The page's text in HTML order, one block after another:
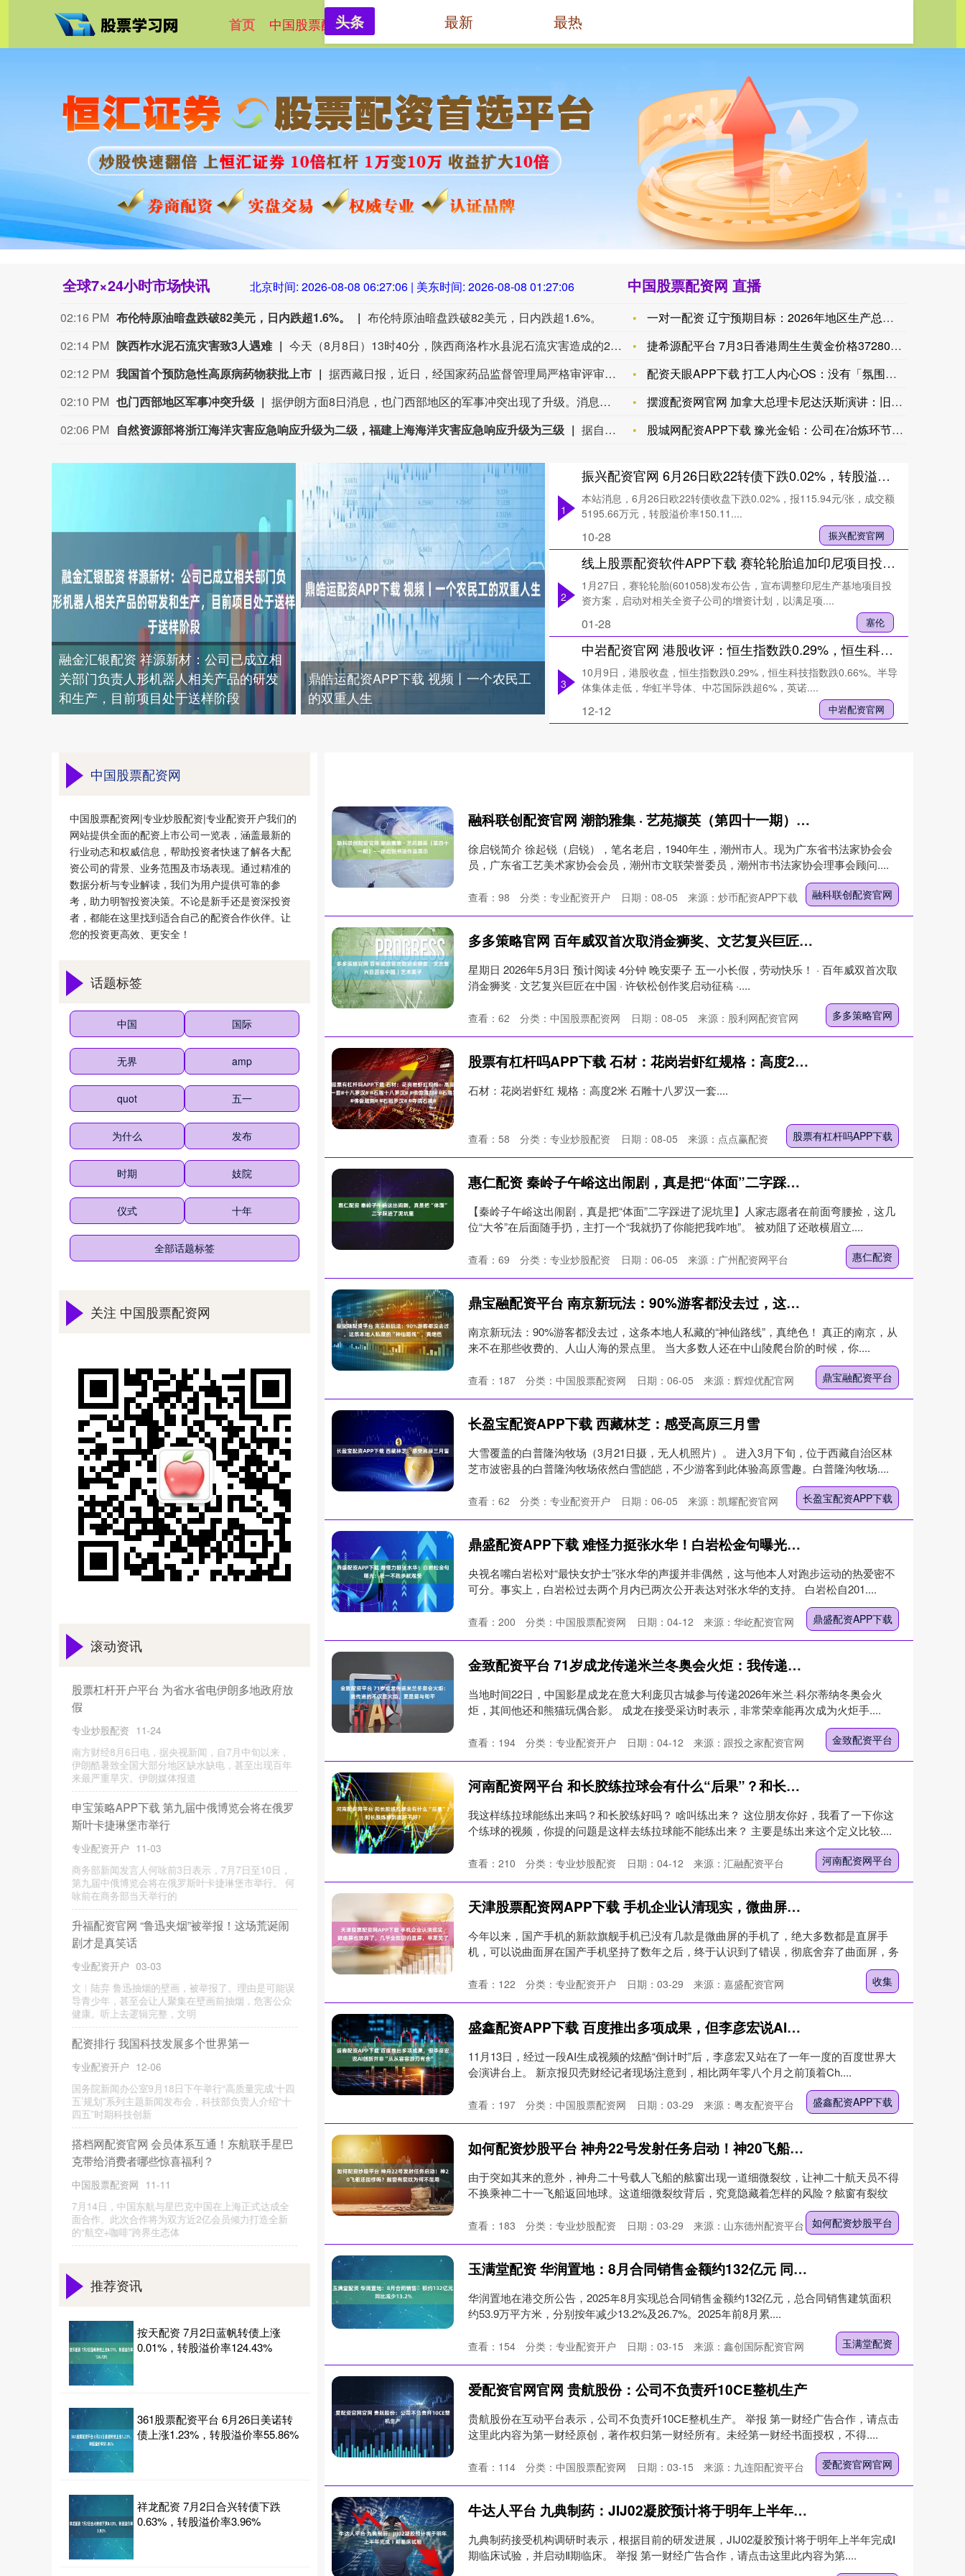
首页 中国股票配资网 专业炒股配资 专业配资开户
全球7×24小时市场快讯 北京时间: 2026-08-08 06:27:07 | 美东时间: 2026-08-08 01:27:07
02:16 PM 布伦特原油暗盘跌破82美元，日内跌超1.6%。
布伦特原油暗盘跌破82美元，日内跌超1.6%。
02:14 PM 陕西柞水泥石流灾害致3人遇难
今天（8月8日）13时40分，陕西商洛柞水县泥石流灾害造成的2名失联人员中，最后1名失联人员被找到，已确认不幸遇难，此次泥石流灾害共造成3人不幸遇难。目前当地卫生防疫人员已展开全面消杀防疫工作，并妥善做好善后工作。（央视新闻）
02:12 PM 我国首个预防急性高原病药物获批上市
据西藏日报，近日，经国家药品监督管理局严格审评审批，由西藏自治区人民医院副院长、西藏高原医学研究所所长格桑罗布教授担任主要研究者的乙酰唑胺缓释胶囊正式获批上市，成为国内首个获批具有预防急性高原病适应症的药品。该药品的获批上市，结束了我国无专门预防急性高原病专用药的历史，进一步丰富了高原医学防治手段，为高原群众、广大进藏人群及高原重大项目建设提供了坚实的健康保障，同时有力提升了西藏在国际高原医学领域的科研影响力。
02:10 PM 也门西部地区军事冲突升级
据伊朗方面8日消息，也门西部地区的军事冲突出现了升级。消息称，有报告显示，也门胡塞武装与所谓沙特支持的“雇佣兵”在也门西部荷台达省豪亥地区的北部区域发生激烈冲突。（央视新闻）
02:06 PM 自然资源部将浙江海洋灾害应急响应升级为二级，福建上海海洋灾害应急响应升级为三级 据自然资源部，今年第9号台风“白海豚”（强台风级）正逐渐向我国东南沿海靠近，受其影响，8月7日—8日，东海出现6—9米狂浪到狂涛区，达到近海橙色警报级别；浙江近岸海域海浪出现3—5米大浪到巨浪，达到橙色预警级别。预计未来24小时，江苏南通至浙江温州将出现最大160cm风暴增水，浙江近岸海域将出现5—8米的巨浪到狂浪，海浪预警级别为红色。根据《海洋灾害应急预案》规定，自然资源部于8月8日将浙江的海洋灾害应急响应升级为二级，将福建和上海的海洋灾害应急响应升级为三级。要求浙江、上海、福建、江苏等受影响省份自然资源（海洋）主管部门、国家海洋环境预报中心、自然资源部海洋减灾中心、自然资源部东海局等单位组织做好应急监测、会商研判、预报预警以及灾害调查评估等工作。受此次台风过程影响，我国东海海域风大浪高，海况恶劣，提醒海上航行作业的船只远离危险海域，沿海各有关单位提前采取防潮避浪措施，有效防范可能带来海水倒灌风险。
中国股票配资网 直播
一对一配资 辽宁预期目标：2026年地区生产总值增长4.5%
捷希源配平台 7月3日香港周生生黄金价格37280港币/两
配资天眼APP下载 打工人内心OS：没有「氛围编码」我可怎么
摆渡配资网官网 加拿大总理卡尼达沃斯演讲：旧秩序已死 中等国
股城网配资APP下载 豫光金铅：公司在冶炼环节会产出海绵钯副
融金汇银配资 祥源新材：公司已成立相
关部门负责人形机器人相关产品的研发
和生产，目前项目处于送样阶段
鼎皓运配资APP下载 视频丨一个农民工
的双重人生
1
振兴配资官网 6月26日欧22转债下跌0.02%，转股溢价率150.11%
振兴配资官网
本站消息，6月26日欧22转债收盘下跌0.02%，报115.94元/张，成交额
5195.66万元，转股溢价率150.11....
10-28
2
线上股票配资软件APP下载 赛轮轮胎追加印尼项目投资至近3亿美元 加码海外产能布局
塞伦
1月27日，赛轮轮胎(601058)发布公告，宣布调整印尼生产基地项目投
资方案，启动对相关全资子公司的增资计划，以满足项....
01-28
3
中岩配资官网 港股收评：恒生指数跌0.29%，恒生科技指数跌0.66%
中岩配资官网
10月9日，港股收盘，恒生指数跌0.29%，恒生科技指数跌0.66%。半导
体集体走低，华虹半导体、中芯国际跌超6%，英诺....
12-12
头条 最新 最热
融科联创配资官网 潮韵雅集 · 艺苑撷英（第四十一期）——徐启锐书法作品展示
徐启锐简介 徐起锐（启锐），笔名老启，1940年生，潮州市人。现为广东省书法家协会会
员，广东省工艺美术家协会会员，潮州市文联荣誉委员，潮州市书法家协会理事会顾问....
融科联创配资官网
日期：08-05 来源：炒币配资APP下载
查看： 98 分类： 专业配资开户
多多策略官网 百年威双首次取消金狮奖、文艺复兴巨匠在中国｜艺术栗子
星期日 2026年5月3日 预计阅读 4分钟 晚安栗子 五一小长假，劳动快乐！ · 百年威双首次取
消金狮奖 · 文艺复兴巨匠在中国 · 许钦松创作奖启动征稿 ·....
多多策略官网
日期：08-05 来源：股利网配资官网
查看： 62 分类： 中国股票配资网
股票有杠杆吗APP下载 石材：花岗岩虾红规格：高度2米石雕十八罗汉一套#十八罗汉# #石雕十八罗汉# #佛像雕刻# #石雕罗汉# #寺院石雕#
石材：花岗岩虾红 规格：高度2米 石雕十八罗汉一套....
股票有杠杆吗APP下载
日期：08-05 来源：点点赢配资
查看： 58 分类： 专业炒股配资
惠仁配资 秦岭子午峪这出闹剧，真是把“体面”二字踩进了泥坑里
【秦岭子午峪这出闹剧，真是把“体面”二字踩进了泥坑里】人家志愿者在前面弯腰捡，这几
位“大爷”在后面随手扔，主打一个“我就扔了你能把我咋地”。 被劝阻了还敢横眉立....
惠仁配资
日期：06-05 来源：广州配资网平台
查看： 69 分类： 专业炒股配资
鼎宝融配资平台 南京新玩法：90%游客都没去过，这条本地人私藏的“神仙路线”，真绝色
南京新玩法：90%游客都没去过，这条本地人私藏的“神仙路线”，真绝色！ 真正的南京，从
来不在那些收费的、人山人海的景点里。 当大多数人还在中山陵爬台阶的时候，你....
鼎宝融配资平台
日期：06-05 来源：辉煌优配官网
查看： 187 分类： 中国股票配资网
长盈宝配资APP下载 西藏林芝：感受高原三月雪
大雪覆盖的白普隆沟牧场（3月21日摄，无人机照片）。 进入3月下旬，位于西藏自治区林
芝市波密县的白普隆沟牧场依然白雪皑皑，不少游客到此体验高原雪趣。白普隆沟牧场....
长盈宝配资APP下载
日期：06-05 来源：凯耀配资官网
查看： 62 分类： 专业配资开户
鼎盛配资APP下载 难怪力挺张水华！白岩松金句曝光：我一不跑步就难受
央视名嘴白岩松对“最快女护士”张水华的声援并非偶然，这与他本人对跑步运动的热爱密不
可分。事实上，白岩松过去两个月内已两次公开表达对张水华的支持。 白岩松自201....
鼎盛配资APP下载
日期：04-12 来源：华屹配资官网
查看： 200 分类： 中国股票配资网
金致配资平台 71岁成龙传递米兰冬奥会火炬：我传递的不仅是火焰，更是爱与和平
当地时间22日，中国影星成龙在意大利庞贝古城参与传递2026年米兰·科尔蒂纳冬奥会火
炬，其间他还和熊猫玩偶合影。 成龙在接受采访时表示，非常荣幸能再次成为火炬手....
金致配资平台
日期：04-12 来源：跟投之家配资官网
查看： 194 分类： 专业配资开户
河南配资网平台 和长胶练拉球会有什么“后果”？和长胶练球到底好不好？
我这样练拉球能练出来吗？和长胶练好吗？ 啥叫练出来？ 这位朋友你好，我看了一下你这
个练球的视频，你提的问题是这样去练拉球能不能练出来？ 主要是练出来这个定义比较....
河南配资网平台
日期：04-12 来源：汇融配资平台
查看： 210 分类： 专业炒股配资
天津股票配资网APP下载 手机企业认清现实，微曲屏也放弃了，几乎全数回归直屏，苹果笑了
今年以来，国产手机的新款旗舰手机已没有几款是微曲屏的手机了，绝大多数都是直屏手
机，可以说曲面屏在国产手机坚持了数年之后，终于认识到了错误，彻底舍弃了曲面屏，务
收集
日期：03-29 来源：嘉盛配资官网
查看： 122 分类： 专业配资开户
盛鑫配资APP下载 百度推出多项成果，但李彦宏说AI创新并非“从从容容游刃有余”
11月13日，经过一段AI生成视频的炫酷“倒计时”后，李彦宏又站在了一年一度的百度世界大
会演讲台上。 新京报贝壳财经记者现场注意到，相比两年零八个月之前顶着Ch....
盛鑫配资APP下载
日期：03-29 来源：粤友配资平台
查看： 197 分类： 中国股票配资网
如何配资炒股平台 神舟22号发射任务启动！神20飞船还能修吗？舷窗有裂纹为何不能用
由于突如其来的意外，神舟二十号载人飞船的舷窗出现一道细微裂纹，让神二十航天员不得
不换乘神二十一飞船返回地球。这道细微裂纹背后，究竟隐藏着怎样的风险？舷窗有裂纹
如何配资炒股平台
日期：03-29 来源：山东德州配资平台
查看： 183 分类： 专业炒股配资
玉满堂配资 华润置地：8月合同销售金额约132亿元 同比减少13.2%
华润置地在港交所公告，2025年8月实现总合同销售金额约132亿元，总合同销售建筑面积
约53.9万平方米，分别按年减少13.2%及26.7%。2025年前8月累....
玉满堂配资
日期：03-15 来源：鑫创国际配资官网
查看： 154 分类： 专业配资开户
爱配资官网官网 贵航股份：公司不负责歼10CE整机生产
贵航股份在互动平台表示，公司不负责歼10CE整机生产。 举报 第一财经广告合作，请点击
这里此内容为第一财经原创，著作权归第一财经所有。未经第一财经书面授权，不得....
爱配资官网官网
日期：03-15 来源：九连阳配资平台
查看： 114 分类： 中国股票配资网
牛达人平台 九典制药：JIJ02凝胶预计将于明年上半年完成Ⅰ期临床试验
九典制药接受机构调研时表示，根据目前的研发进展，JIJ02凝胶预计将于明年上半年完成Ⅰ
期临床试验，并启动Ⅱ期临床。 举报 第一财经广告合作，请点击这里此内容为第....
中国股票配资网
中国股票配资网|专业炒股配资|专业配资开户我们的
网站提供全面的配资上市公司一览表，涵盖最新的
行业动态和权威信息，帮助投资者快速了解各大配
资公司的背景、业务范围及市场表现。通过精准的
数据分析与专业解读，我们为用户提供可靠的参
考，助力明智投资决策。不论是新手还是资深投资
者，都能在这里找到适合自己的配资合作伙伴。让
您的投资更高效、更安全！
话题标签
中国 国际
无界 amp
quot 五一
为什么 发布
时期 妓院
仪式 十年
全部话题标签
关注 中国股票配资网
滚动资讯
股米网配资官网 中国有色矿业前三季度归母净
利润同比预增约13%
中国股票配资网
12-18
10月24日，中国有色矿业（01258）发布公告，2025
年1-9月，公司累计生产阴极铜约10.8万吨，同比增约
12%，
亿策略配资平台官网 在孝感龙康医院，不必为
复杂流程烦恼，实行顺畅的一站式流程
专业配资开户 01-06
孝感龙康医院，作为孝感专业的男科医院，始终遵循
人文医疗理念，将“一切为了病人，为了病人一切”作
为医院服务的核心宗旨，无论
天宇配资官网APP下载 中国夫妻印度遭“围
攻”，妻子被摸屁股，丈夫被砸头，评论区辣眼
_贫民窟_女性_地方
专业炒股配资 10-22
国内美景无数，服务周到，有人却偏要往危险之地
钻。 近日，一中国旅游博主竟带着妻子勇闯印度最大
贫民窟。 要知道，印度犯罪率
富邦优配 2025世界VR产业大会10月启幕 聚焦
AI眼镜和VR大空间新赛道
专业配资开户 12-08
“AI眼镜互动、虚拟智能体服务、具身机器人、AR明信
片等，一批技术应用和互动体验展示将云集全球VR产
业盛会。”备受社会关
金港赢配资APP下载 天生无界，城野随心！极
氪7X城市商圈越野挑战秀燃动重庆_系统_智能
_性能
专业炒股配资 10-24
以沉浸式实景挑战将
推荐资讯
按天配资 7月2日蓝帆转债上涨
0.01%，转股溢价率124.43%
361股票配资平台 6月26日美诺转
债上涨1.23%，转股溢价率55.86%
祥龙配资 7月2日合兴转债下跌
0.63%，转股溢价率3.96%